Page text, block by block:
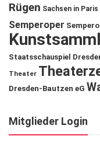
Rügen Sachsen in Paris
Semperoper
Staatsschauspiel
Theater
Dresden-Bautzen eG
Mitglieder Login